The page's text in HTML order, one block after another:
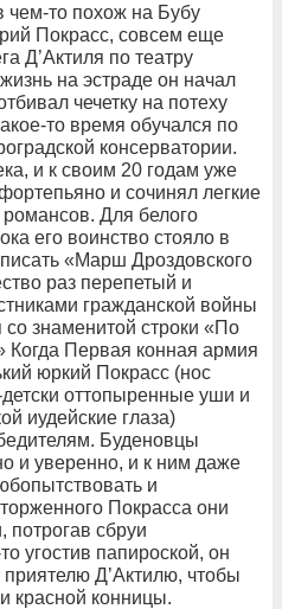
чем-то похож на Бубу
Покрасс, совсем еще
Д’Актиля по театру
на эстраде он начал
чечетку на потеху
то время обучался по
консерватории.
и к своим 20 годам уже
и сочинял легкие
романсов. Для белого
его воинство стояло в
«Марш Дроздовского
раз перепетый и
гражданской войны
со знаменитой строки «По
Первая конная армия
юркий Покрасс (нос
оттопыренные уши и
иудейские глаза)
Буденовцы
и уверенно, и к ним даже
и
Покрасса они
сбруи
угостив папироской, он
Д’Актилю, чтобы
красной конницы.